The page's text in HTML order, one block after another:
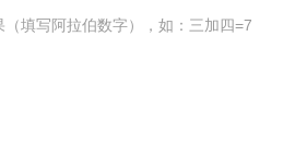
填写阿拉伯数字），如：三加四=7